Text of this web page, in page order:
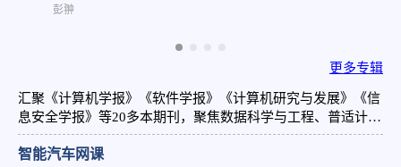
彭翀
更多专辑
汇聚《计算机学报》《软件学报》《计算机研究与发展》《信
息安全学报》等20多本期刊，聚焦数据科学与工程、普适计算
与交互、高性能计算等前沿领域，顶尖学者主编团队呈现高质
量学术成果。
智能汽车网课